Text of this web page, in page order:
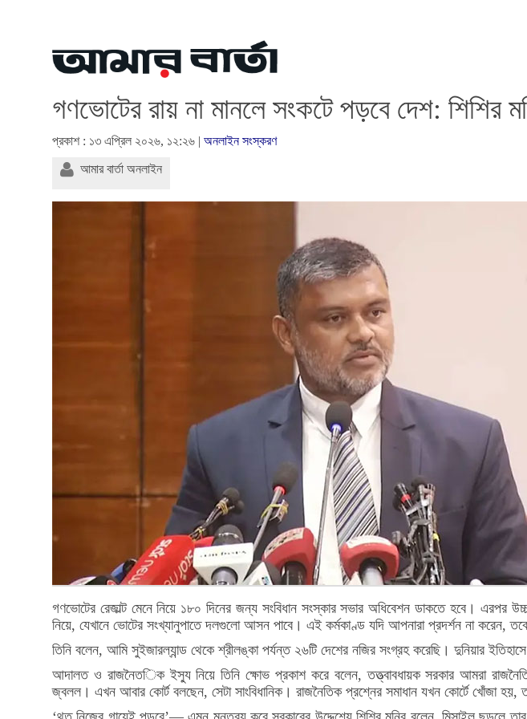
গণভোটের রায় না মানলে সংকটে পড়বে দেশ: শিশির
প্রকাশ : ১৩ এপ্রিল ২০২৬, ১২:২৬ | অনলাইন সংস্করণ
আমার বার্তা অনলাইন
গণভোটের রেজাল্ট মেনে নিয়ে ১৮০ দিনের জন্য সংবিধান সংস্কার সভার অধিবেশন ডাকতে হবে।
নিয়ে, যেখানে ভোটের সংখ্যানুপাতে দলগুলো আসন পাবে। এই কর্মকাণ্ড যদি আপনারা প্রদর্শন না করেন,
তিনি বলেন, আমি সুইজারল্যান্ড থেকে শ্রীলঙ্কা পর্যন্ত ২৬টি দেশের নজির সংগ্রহ করেছি। দুনিয়ার
আদালত ও রাজনৈতিক ইস্যু নিয়ে তিনি ক্ষোভ প্রকাশ করে বলেন, তত্ত্বাবধায়ক সরকার আমরা
জ্বলল। এখন আবার কোর্ট বলছেন, সেটা সাংবিধানিক। রাজনৈতিক প্রশ্নের সমাধান যখন কোর্টে খোঁজা